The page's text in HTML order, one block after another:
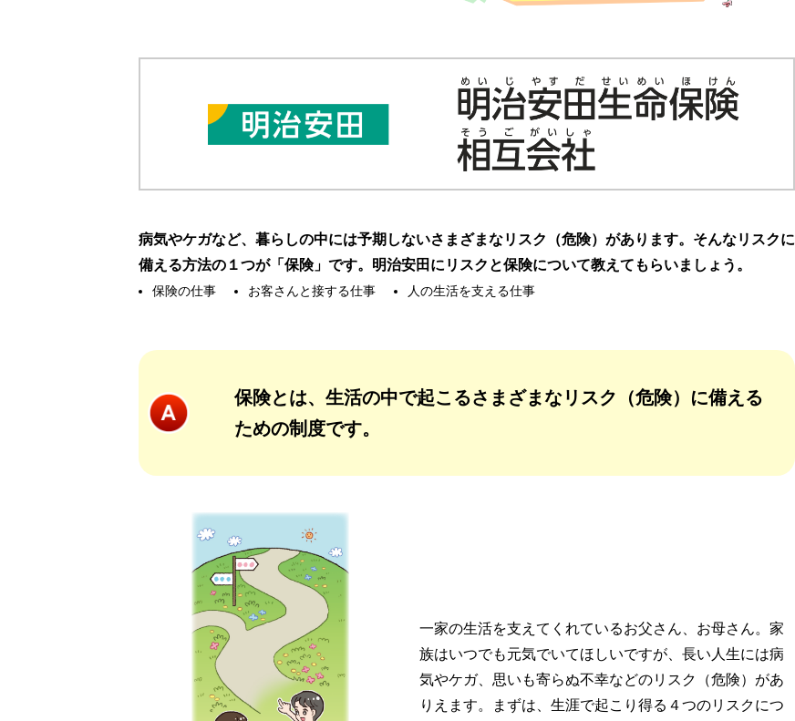
病気やケガなど、暮らしの中には予期しないさまざまなリスク（危険）があります。そんなリスクに
備える方法の１つが「保険」です。明治安田にリスクと保険について教えてもらいましょう。
保険の仕事 お客さんと接する仕事 人の生活を支える仕事
保険とは、生活の中で起こるさまざまなリスク（危険）に備える
ための制度です。
一家の生活を支えてくれているお父さん、お母さん。家
族はいつでも元気でいてほしいですが、長い人生には病
気やケガ、思いも寄らぬ不幸などのリスク（危険）があ
りえます。まずは、生涯で起こり得る４つのリスクにつ